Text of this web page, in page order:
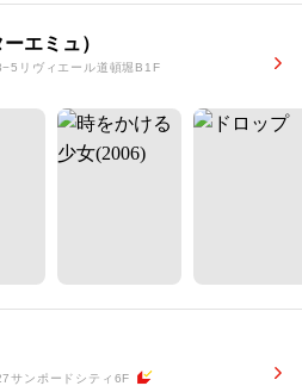
エミュ）
リヴィエール道頓堀B1F
サンポードシティ6F